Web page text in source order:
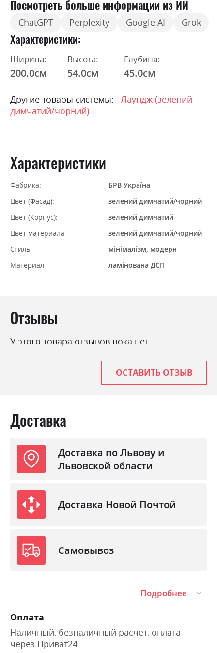
Посмотреть больше информации из ИИ
ChatGPT Perplexity Google AI Grok
Характеристики
Ширина:
200.0см
Высота:
54.0см
Глубина:
45.0см
Другие товары системы:
Лаундж (зелений
димчатий/чорний)
Характеристики
Фабрика:
БРВ Україна
Цвет (Фасад):
зелений димчатий/чорний
Цвет (Корпус):
зелений димчатий
Цвет материала
зелений димчатий/чорний
Стиль
мінімалізм, модерн
Материал
ламінована ДСП
Отзывы
У этого товара отзывов пока нет.
ОСТАВИТЬ ОТЗЫВ
Доставка
Доставка по Львову и
Львовской области
Доставка Новой Почтой
Самовывоз
Подробнее
Оплата
Наличный, безналичный расчет, оплата
через Приват24